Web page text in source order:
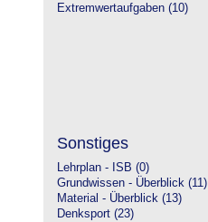
Extremwertaufgaben (10)
Sonstiges
Lehrplan - ISB (0)
Grundwissen - Überblick (11)
Material - Überblick (13)
Denksport (23)